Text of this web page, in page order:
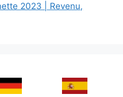
2023 | Revenu,